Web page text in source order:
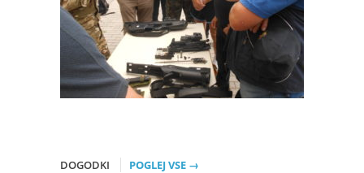
DOGODKI POGLEJ VSE →